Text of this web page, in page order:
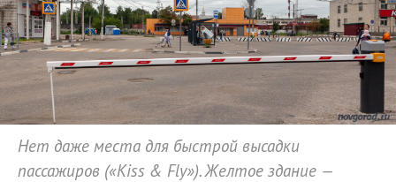
Нет даже места для быстрой высадки
пассажиров («Kiss & Fly»). Желтое здание —